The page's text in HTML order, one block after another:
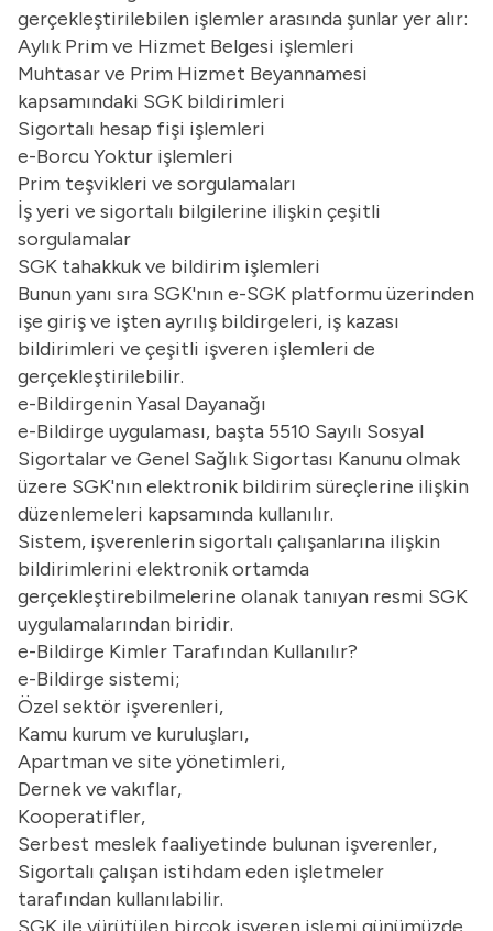
gerçekleştirilebilen işlemler arasında şunlar yer alır:
Aylık Prim ve Hizmet Belgesi işlemleri
Muhtasar ve Prim Hizmet Beyannamesi
kapsamındaki SGK bildirimleri
Sigortalı hesap fişi işlemleri
e-Borcu Yoktur işlemleri
Prim teşvikleri ve sorgulamaları
İş yeri ve sigortalı bilgilerine ilişkin çeşitli
sorgulamalar
SGK tahakkuk ve bildirim işlemleri
Bunun yanı sıra SGK'nın e-SGK platformu üzerinden
işe giriş ve işten ayrılış bildirgeleri, iş kazası
bildirimleri ve çeşitli işveren işlemleri de
gerçekleştirilebilir.
e-Bildirgenin Yasal Dayanağı
e-Bildirge uygulaması, başta 5510 Sayılı Sosyal
Sigortalar ve Genel Sağlık Sigortası Kanunu olmak
üzere SGK'nın elektronik bildirim süreçlerine ilişkin
düzenlemeleri kapsamında kullanılır.
Sistem, işverenlerin sigortalı çalışanlarına ilişkin
bildirimlerini elektronik ortamda
gerçekleştirebilmelerine olanak tanıyan resmi SGK
uygulamalarından biridir.
e-Bildirge Kimler Tarafından Kullanılır?
e-Bildirge sistemi;
Özel sektör işverenleri,
Kamu kurum ve kuruluşları,
Apartman ve site yönetimleri,
Dernek ve vakıflar,
Kooperatifler,
Serbest meslek faaliyetinde bulunan işverenler,
Sigortalı çalışan istihdam eden işletmeler
tarafından kullanılabilir.
SGK ile yürütülen birçok işveren işlemi günümüzde